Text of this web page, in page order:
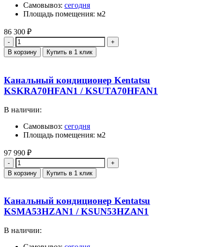
Самовывоз: сегодня
Площадь помещения: м2
86 300 ₽
Количество
В корзину Купить в 1 клик
Канальный кондиционер Kentatsu
KSKRA70HFAN1 / KSUTA70HFAN1
В наличии:
Самовывоз: сегодня
Площадь помещения: м2
97 990 ₽
Количество
В корзину Купить в 1 клик
Канальный кондиционер Kentatsu
KSMA53HZAN1 / KSUN53HZAN1
В наличии: